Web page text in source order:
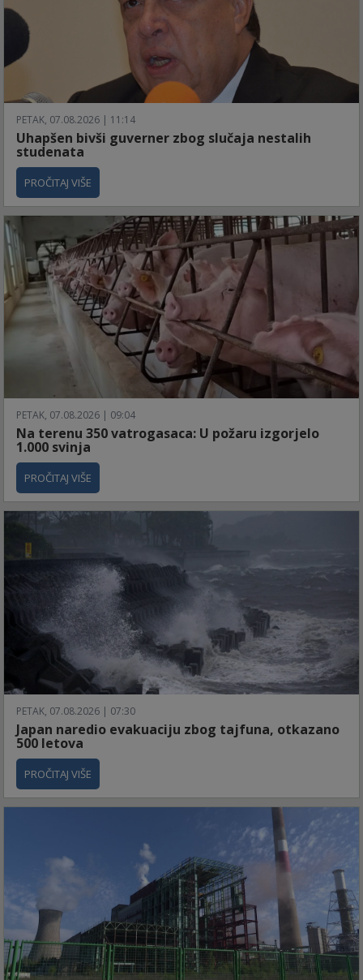
PETAK, 07.08.2026 | 11:14
Uhapšen bivši guverner zbog slučaja nestalih
studenata
PROČITAJ VIŠE
PETAK, 07.08.2026 | 09:04
Na terenu 350 vatrogasaca: U požaru izgorjelo
1.000 svinja
PROČITAJ VIŠE
PETAK, 07.08.2026 | 07:30
Japan naredio evakuaciju zbog tajfuna, otkazano
500 letova
PROČITAJ VIŠE